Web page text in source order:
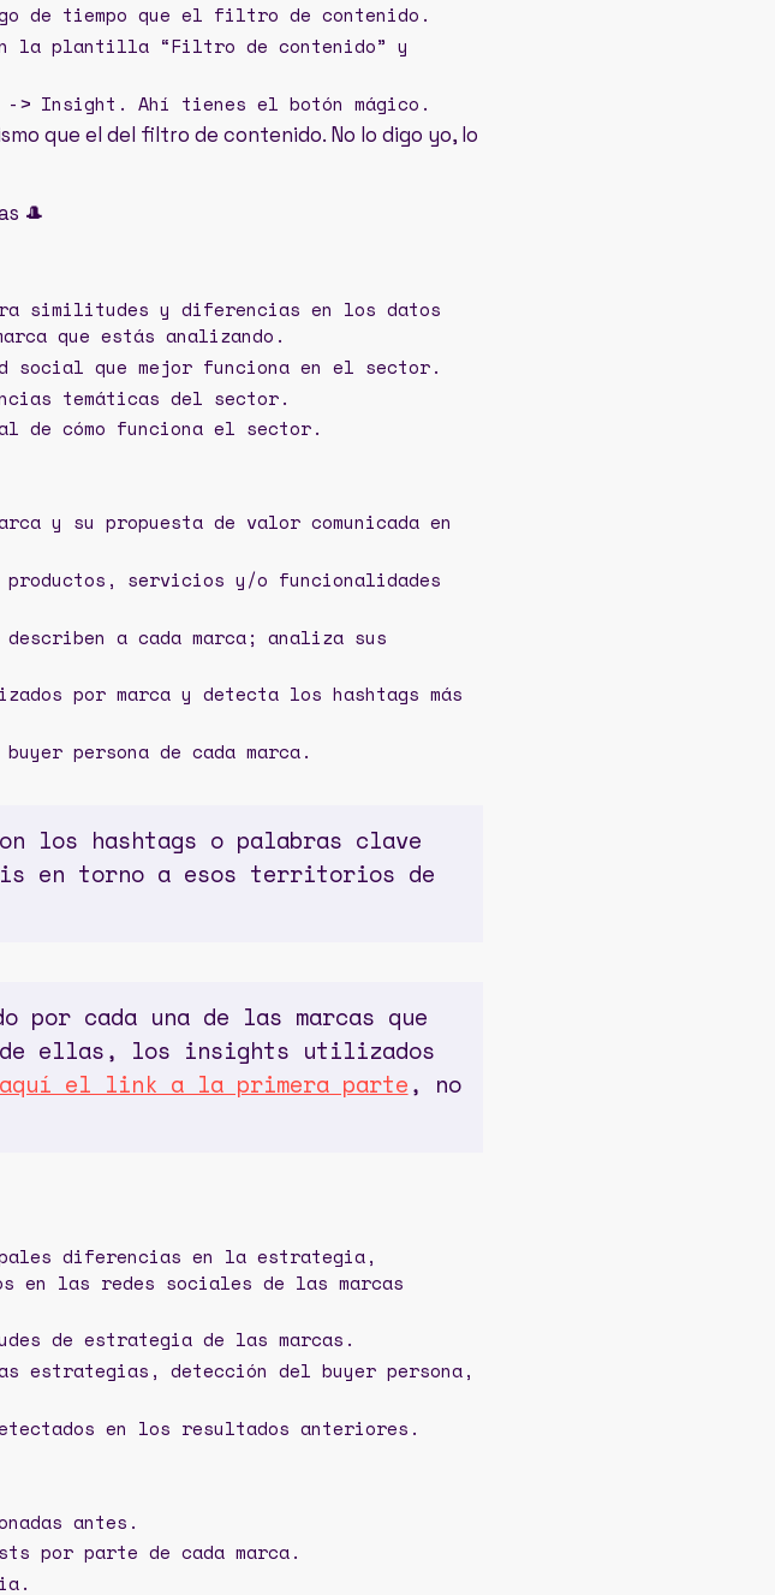
de tiempo que el filtro de contenido.
la plantilla “Filtro de contenido” y
> Insight. Ahí tienes el botón mágico.
que el del filtro de contenido. No lo digo yo, lo
🎩
similitudes y diferencias en los datos
que estás analizando.
social que mejor funciona en el sector.
temáticas del sector.
de cómo funciona el sector.
y su propuesta de valor comunicada en
productos, servicios y/o funcionalidades
a cada marca; analiza sus
por marca y detecta los hashtags más
persona de cada marca.
los hashtags o palabras clave
en torno a esos territorios de
por cada una de las marcas que
de ellas, los insights utilizados
el link a la primera parte, no
diferencias en la estrategia,
en las redes sociales de las marcas
de estrategia de las marcas.
estrategias, detección del buyer persona,
en los resultados anteriores.
antes.
por parte de cada marca.